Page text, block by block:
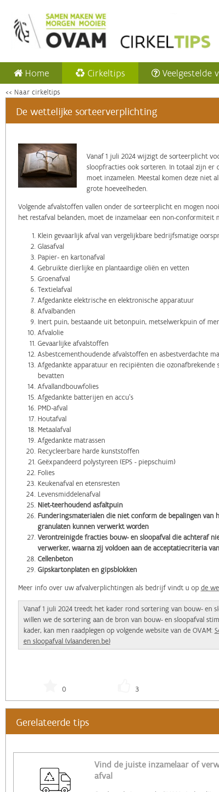
Home Cirkeltips Veelgestelde
<< Naar cirkeltips
De wettelijke sorteerverplichting
Vanaf 1 juli 2024 wijzigt de sorteerplicht
sloopfracties ook sorteren. In totaal zijn er
moet inzamelen. Meestal komen deze niet
grote hoeveelheden.
Volgende afvalstoffen vallen onder de sorteerplicht en mogen
het restafval belanden, moet de inzamelaar een non-conformiteit
Klein gevaarlijk afval van vergelijkbare bedrijfsmatige
Glasafval
Papier- en kartonafval
Gebruikte dierlijke en plantaardige oliën en vetten
Groenafval
Textielafval
Afgedankte elektrische en elektronische apparatuur
Afvalbanden
Inert puin, bestaande uit betonpuin, metselwerkpuin of
Afvalolie
Gevaarlijke afvalstoffen
Asbestcementhoudende afvalstoffen en asbestverdachte
Afgedankte apparatuur en recipiënten die ozonafbrekende
bevatten
Afvallandbouwfolies
Afgedankte batterijen en accu's
PMD-afval
Houtafval
Metaalafval
Afgedankte matrassen
Recycleerbare harde kunststoffen
Geëxpandeerd polystyreen (EPS - piepschuim)
Folies
Keukenafval en etensresten
Levensmiddelenafval
Niet-teerhoudend asfaltpuin
Funderingsmaterialen die niet conform de bepalingen van
granulaten kunnen verwerkt worden
Verontreinigde fracties bouw- en sloopafval die achteraf
verwerker, waarna zij voldoen aan de acceptatiecriteria
Cellenbeton
Gipskartonplaten en gipsblokken
Meer info over uw afvalverplichtingen als bedrijf vindt u op de
Vanaf 1 juli 2024 treedt het kader rond sortering van bouw- en
willen we de sortering aan de bron van bouw- en sloopafval
kader, kan men raadplegen op volgende website van de OVAM:
en sloopafval (vlaanderen.be)
0 3
Gerelateerde tips
Vind de juiste inzamelaar of
afval